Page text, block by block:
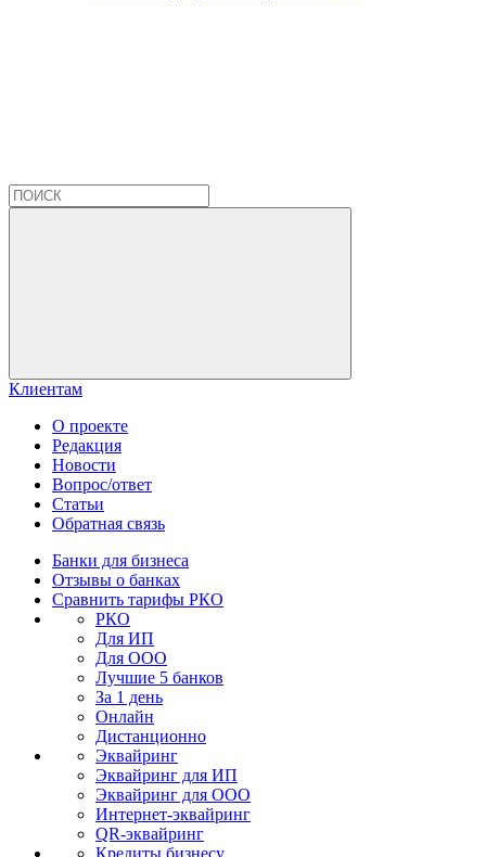
Клиентам
О проекте
Редакция
Новости
Вопрос/ответ
Статьи
Обратная связь
Банки для бизнеса
Отзывы о банках
Сравнить тарифы РКО
РКО
Для ИП
Для ООО
Лучшие 5 банков
За 1 день
Онлайн
Дистанционно
Эквайринг
Эквайринг для ИП
Эквайринг для ООО
Интернет-эквайринг
QR-эквайринг
Кредиты бизнесу